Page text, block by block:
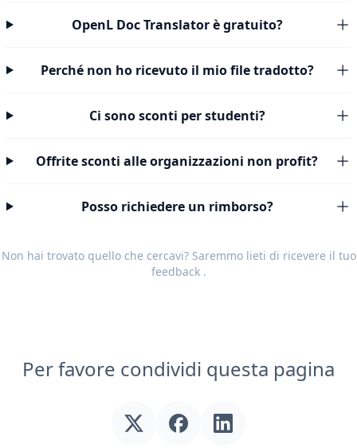
OpenL Doc Translator è gratuito?
Perché non ho ricevuto il mio file tradotto?
Ci sono sconti per studenti?
Offrite sconti alle organizzazioni non profit?
Posso richiedere un rimborso?
Non hai trovato quello che cercavi? Saremmo lieti di ricevere il tuo
feedback.
Per favore condividi questa pagina